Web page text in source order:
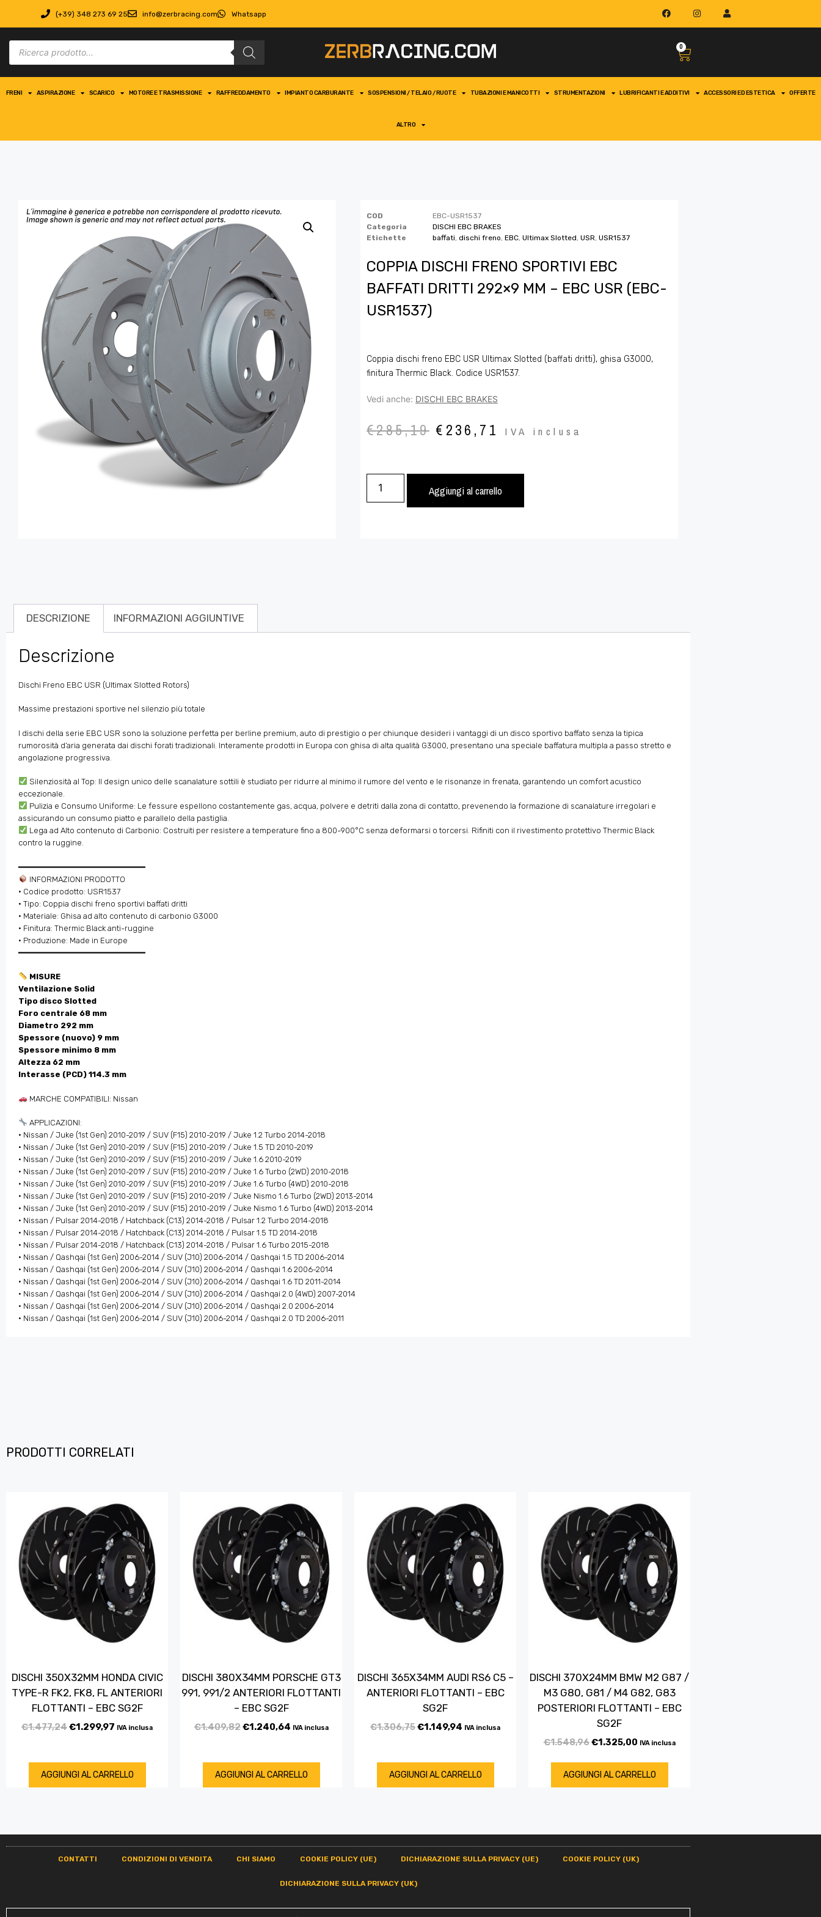
(+39) 348 273 69 25 info@zerbracing.com Whatsapp
0
FRENI ASPIRAZIONE SCARICO MOTORE E TRASMISSIONE RAFFREDDAMENTO IMPIANTO CARBURANTE SOSPENSIONI / TELAIO / RUOTE TUBAZIONI E MANICOTTI STRUMENTAZIONI LUBRIFICANTI E ADDITIVI ACCESSORI ED ESTETICA OFFERTE
ALTRO
COD
EBC-USR1537
Categoria
DISCHI EBC BRAKES
Etichette
baffati, dischi freno, EBC, Ultimax Slotted, USR, USR1537
COPPIA DISCHI FRENO SPORTIVI EBC
BAFFATI DRITTI 292×9 MM – EBC USR (EBC-
USR1537)
Coppia dischi freno EBC USR Ultimax Slotted (baffati dritti), ghisa G3000,
finitura Thermic Black. Codice USR1537.
Vedi anche: DISCHI EBC BRAKES
€285,19 € 236,71 IVA inclusa
Aggiungi al carrello
DESCRIZIONE INFORMAZIONI AGGIUNTIVE
Descrizione
Dischi Freno EBC USR (Ultimax Slotted Rotors)
Massime prestazioni sportive nel silenzio più totale
I dischi della serie EBC USR sono la soluzione perfetta per berline premium, auto di prestigio o per chiunque desideri i vantaggi di un disco sportivo baffato senza la tipica
rumorosità d’aria generata dai dischi forati tradizionali. Interamente prodotti in Europa con ghisa di alta qualità G3000, presentano una speciale baffatura multipla a passo stretto e
angolazione progressiva.
Silenziosità al Top: Il design unico delle scanalature sottili è studiato per ridurre al minimo il rumore del vento e le risonanze in frenata, garantendo un comfort acustico
eccezionale.
Pulizia e Consumo Uniforme: Le fessure espellono costantemente gas, acqua, polvere e detriti dalla zona di contatto, prevenendo la formazione di scanalature irregolari e
assicurando un consumo piatto e parallelo della pastiglia.
Lega ad Alto contenuto di Carbonio: Costruiti per resistere a temperature fino a 800-900°C senza deformarsi o torcersi. Rifiniti con il rivestimento protettivo Thermic Black
contro la ruggine.
━━━━━━━━━━━━━━━━━━━━━━━━━━
INFORMAZIONI PRODOTTO
• Codice prodotto: USR1537
• Tipo: Coppia dischi freno sportivi baffati dritti
• Materiale: Ghisa ad alto contenuto di carbonio G3000
• Finitura: Thermic Black anti-ruggine
• Produzione: Made in Europe
━━━━━━━━━━━━━━━━━━━━━━━━━━
MISURE
Ventilazione Solid
Tipo disco Slotted
Foro centrale 68 mm
Diametro 292 mm
Spessore (nuovo) 9 mm
Spessore minimo 8 mm
Altezza 62 mm
Interasse (PCD) 114.3 mm
MARCHE COMPATIBILI: Nissan
APPLICAZIONI:
• Nissan / Juke (1st Gen) 2010-2019 / SUV (F15) 2010-2019 / Juke 1.2 Turbo 2014-2018
• Nissan / Juke (1st Gen) 2010-2019 / SUV (F15) 2010-2019 / Juke 1.5 TD 2010-2019
• Nissan / Juke (1st Gen) 2010-2019 / SUV (F15) 2010-2019 / Juke 1.6 2010-2019
• Nissan / Juke (1st Gen) 2010-2019 / SUV (F15) 2010-2019 / Juke 1.6 Turbo (2WD) 2010-2018
• Nissan / Juke (1st Gen) 2010-2019 / SUV (F15) 2010-2019 / Juke 1.6 Turbo (4WD) 2010-2018
• Nissan / Juke (1st Gen) 2010-2019 / SUV (F15) 2010-2019 / Juke Nismo 1.6 Turbo (2WD) 2013-2014
• Nissan / Juke (1st Gen) 2010-2019 / SUV (F15) 2010-2019 / Juke Nismo 1.6 Turbo (4WD) 2013-2014
• Nissan / Pulsar 2014-2018 / Hatchback (C13) 2014-2018 / Pulsar 1.2 Turbo 2014-2018
• Nissan / Pulsar 2014-2018 / Hatchback (C13) 2014-2018 / Pulsar 1.5 TD 2014-2018
• Nissan / Pulsar 2014-2018 / Hatchback (C13) 2014-2018 / Pulsar 1.6 Turbo 2015-2018
• Nissan / Qashqai (1st Gen) 2006-2014 / SUV (J10) 2006-2014 / Qashqai 1.5 TD 2006-2014
• Nissan / Qashqai (1st Gen) 2006-2014 / SUV (J10) 2006-2014 / Qashqai 1.6 2006-2014
• Nissan / Qashqai (1st Gen) 2006-2014 / SUV (J10) 2006-2014 / Qashqai 1.6 TD 2011-2014
• Nissan / Qashqai (1st Gen) 2006-2014 / SUV (J10) 2006-2014 / Qashqai 2.0 (4WD) 2007-2014
• Nissan / Qashqai (1st Gen) 2006-2014 / SUV (J10) 2006-2014 / Qashqai 2.0 2006-2014
• Nissan / Qashqai (1st Gen) 2006-2014 / SUV (J10) 2006-2014 / Qashqai 2.0 TD 2006-2011
PRODOTTI CORRELATI
DISCHI 350X32MM HONDA CIVIC
TYPE-R FK2, FK8, FL ANTERIORI
FLOTTANTI – EBC SG2F
€1.477,24€1.299,97 IVA inclusa
AGGIUNGI AL CARRELLO
DISCHI 380X34MM PORSCHE GT3
991, 991/2 ANTERIORI FLOTTANTI
– EBC SG2F
€1.409,82€1.240,64 IVA inclusa
AGGIUNGI AL CARRELLO
DISCHI 365X34MM AUDI RS6 C5 –
ANTERIORI FLOTTANTI – EBC
SG2F
€1.306,75€1.149,94 IVA inclusa
AGGIUNGI AL CARRELLO
DISCHI 370X24MM BMW M2 G87 /
M3 G80, G81 / M4 G82, G83
POSTERIORI FLOTTANTI – EBC
SG2F
€1.548,96€1.325,00 IVA inclusa
AGGIUNGI AL CARRELLO
CONTATTI CONDIZIONI DI VENDITA CHI SIAMO COOKIE POLICY (UE) DICHIARAZIONE SULLA PRIVACY (UE) COOKIE POLICY (UK)
DICHIARAZIONE SULLA PRIVACY (UK)